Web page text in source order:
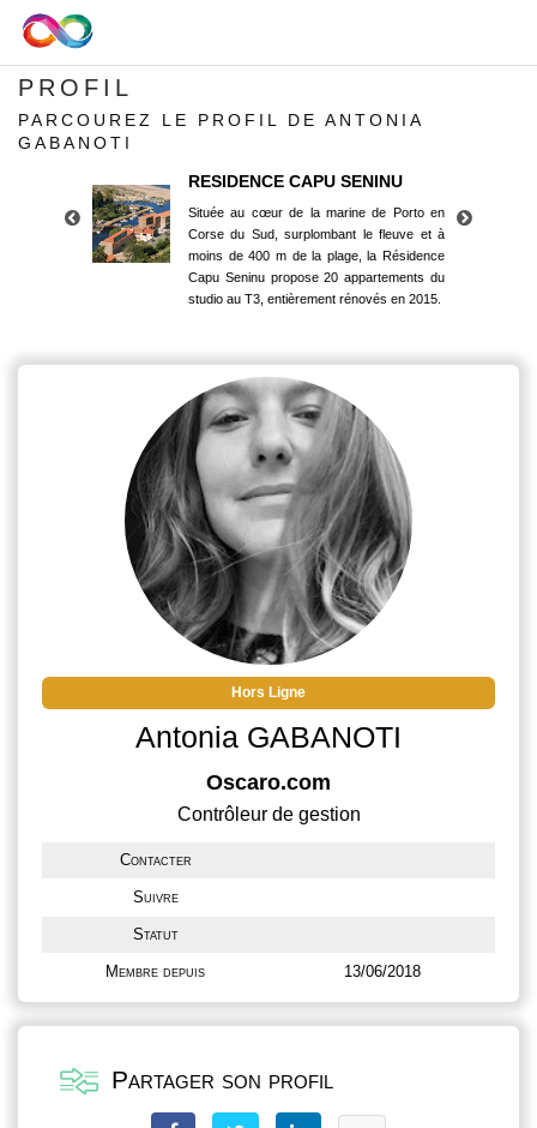
PROFIL
PARCOUREZ LE PROFIL DE ANTONIA
GABANOTI
RESIDENCE CAPU SENINU
Située au cœur de la marine de Porto en
Corse du Sud, surplombant le fleuve et à
moins de 400 m de la plage, la Résidence
Capu Seninu propose 20 appartements du
studio au T3, entièrement rénovés en 2015.
Corse du Sud, surplombant le fleuve et à
moins de 400 m de la plage, la Résidence
Capu Seninu propose 20 appartements du
studio au T3, entièrement rénovés en 2015.
Hors Ligne
Antonia GABANOTI
Oscaro.com
Contrôleur de gestion
Contacter
Suivre
Statut
Membre depuis 13/06/2018
Partager son profil